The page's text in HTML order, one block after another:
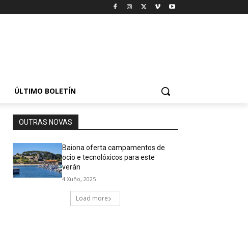
ÚLTIMO BOLETÍN
OUTRAS NOVAS
Baiona oferta campamentos de
ocio e tecnolóxicos para este
verán
4 Xuño, 2025
Load more